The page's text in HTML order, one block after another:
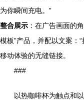
为你瞬间充电。”
整合展示 ：在广告画面的
模板”产品，并配以文案：
移动体验的无缝链接。
###
以热咖啡杯为触点和